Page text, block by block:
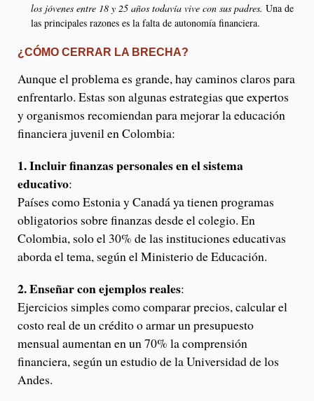
los jóvenes entre 18 y 25 años todavía vive con sus padres. Una de
las principales razones es la falta de autonomía financiera.
¿CÓMO CERRAR LA BRECHA?
Aunque el problema es grande, hay caminos claros para
enfrentarlo. Estas son algunas estrategias que expertos
y organismos recomiendan para mejorar la educación
financiera juvenil en Colombia:
1. Incluir finanzas personales en el sistema
educativo:
Países como Estonia y Canadá ya tienen programas
obligatorios sobre finanzas desde el colegio. En
Colombia, solo el 30% de las instituciones educativas
aborda el tema, según el Ministerio de Educación.
2. Enseñar con ejemplos reales:
Ejercicios simples como comparar precios, calcular el
costo real de un crédito o armar un presupuesto
mensual aumentan en un 70% la comprensión
financiera, según un estudio de la Universidad de los
Andes.